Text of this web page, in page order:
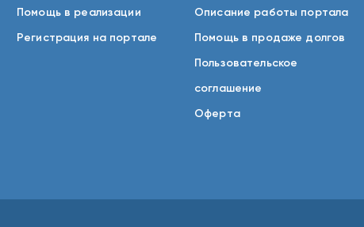
Помощь в реализации
Регистрация на портале
Описание работы портала
Помощь в продаже долгов
Пользовательское
соглашение
Оферта